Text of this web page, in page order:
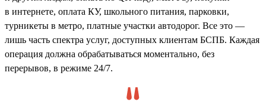
в интернете, оплата КУ, школьного питания, парковки,
турникеты в метро, платные участки автодорог. Все это —
лишь часть спектра услуг, доступных клиентам БСПБ. Каждая
операция должна обрабатываться моментально, без
перерывов, в режиме 24/7.